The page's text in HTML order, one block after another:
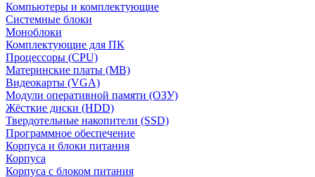
Компьютеры и комплектующие
Системные блоки
Моноблоки
Комплектующие для ПК
Процессоры (CPU)
Материнские платы (MB)
Видеокарты (VGA)
Модули оперативной памяти (ОЗУ)
Жёсткие диски (HDD)
Твердотельные накопители (SSD)
Программное обеспечение
Корпуса и блоки питания
Корпуса
Корпуса с блоком питания